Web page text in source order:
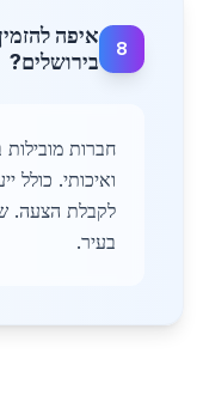
8
איפה
בירושלים?
חברות מובילות
בעיר.